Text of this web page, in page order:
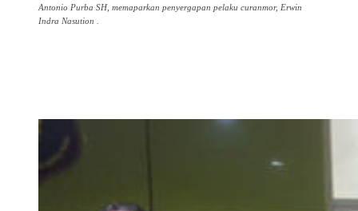
Antonio Purba SH, memaparkan penyergapan pelaku curanmor, Erwin
Indra Nasution .